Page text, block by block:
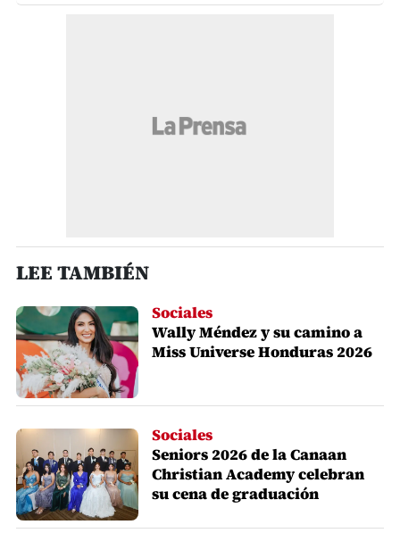
LEE TAMBIÉN
Sociales
Wally Méndez y su camino a
Miss Universe Honduras 2026
Sociales
Seniors 2026 de la Canaan
Christian Academy celebran
su cena de graduación